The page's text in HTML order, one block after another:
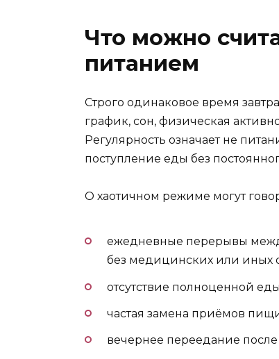
Что можно
питанием
Строго одинаковое время
график, сон, физическая
Регулярность означает не
поступление еды без
О хаотичном режиме могут
ежедневные перерывы
без медицинских или иных
отсутствие полноценной
частая замена приёмов
вечернее переедание после